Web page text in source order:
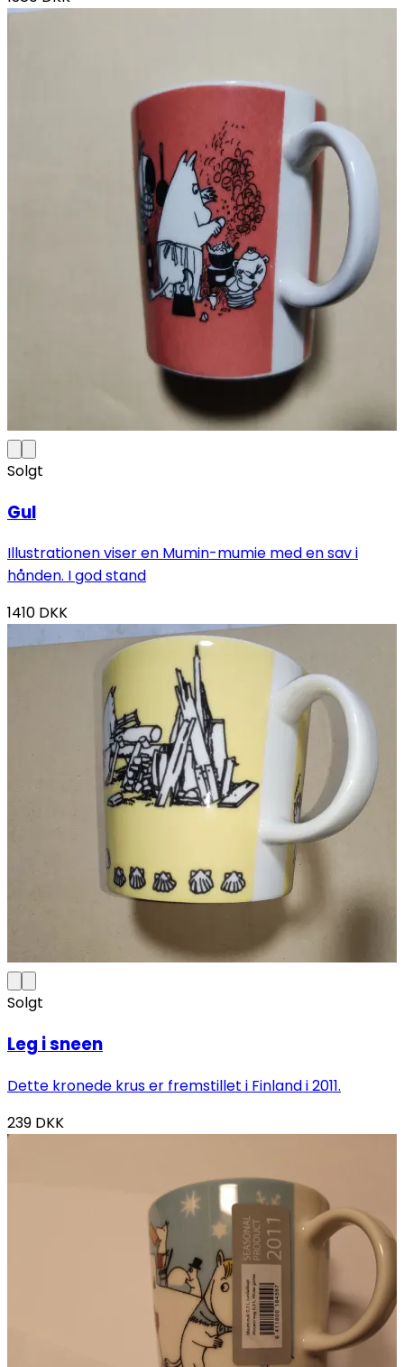
Solgt
Gul
Illustrationen viser en Mumin-mumie med en sav i
hånden. I god stand
1410 DKK
Solgt
Leg i sneen
Dette kronede krus er fremstillet i Finland i 2011.
239 DKK